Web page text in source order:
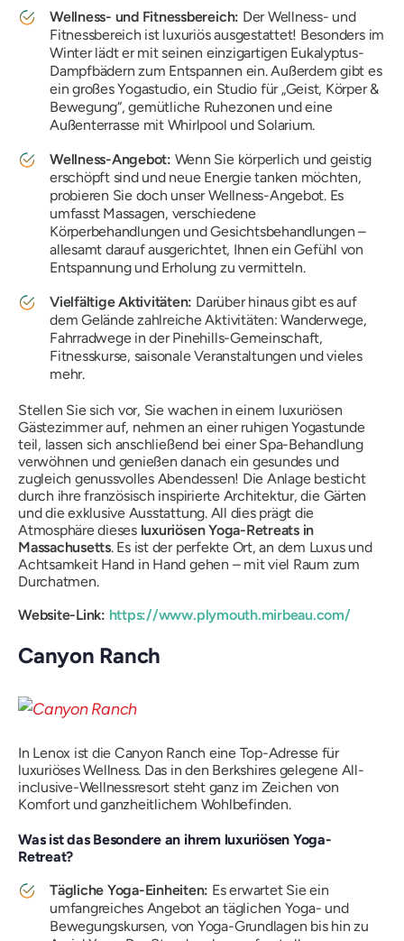
Wellness- und Fitnessbereich: Der Wellness- und
Fitnessbereich ist luxuriös ausgestattet! Besonders im
Winter lädt er mit seinen einzigartigen Eukalyptus-
Dampfbädern zum Entspannen ein. Außerdem gibt es
ein großes Yogastudio, ein Studio für „Geist, Körper &
Bewegung“, gemütliche Ruhezonen und eine
Außenterrasse mit Whirlpool und Solarium.
Wellness-Angebot: Wenn Sie körperlich und geistig
erschöpft sind und neue Energie tanken möchten,
probieren Sie doch unser Wellness-Angebot. Es
umfasst Massagen, verschiedene
Körperbehandlungen und Gesichtsbehandlungen –
allesamt darauf ausgerichtet, Ihnen ein Gefühl von
Entspannung und Erholung zu vermitteln.
Vielfältige Aktivitäten: Darüber hinaus gibt es auf
dem Gelände zahlreiche Aktivitäten: Wanderwege,
Fahrradwege in der Pinehills-Gemeinschaft,
Fitnesskurse, saisonale Veranstaltungen und vieles
mehr.
Stellen Sie sich vor, Sie wachen in einem luxuriösen
Gästezimmer auf, nehmen an einer ruhigen Yogastunde
teil, lassen sich anschließend bei einer Spa-Behandlung
verwöhnen und genießen danach ein gesundes und
zugleich genussvolles Abendessen! Die Anlage besticht
durch ihre französisch inspirierte Architektur, die Gärten
und die exklusive Ausstattung. All dies prägt die
Atmosphäre dieses luxuriösen Yoga-Retreats in
Massachusetts. Es ist der perfekte Ort, an dem Luxus und
Achtsamkeit Hand in Hand gehen – mit viel Raum zum
Durchatmen.
Website-Link: https://www.plymouth.mirbeau.com/
Canyon Ranch
In Lenox ist die Canyon Ranch eine Top-Adresse für
luxuriöses Wellness. Das in den Berkshires gelegene All-
inclusive-Wellnessresort steht ganz im Zeichen von
Komfort und ganzheitlichem Wohlbefinden.
Was ist das Besondere an ihrem luxuriösen Yoga-
Retreat?
Tägliche Yoga-Einheiten: Es erwartet Sie ein
umfangreiches Angebot an täglichen Yoga- und
Bewegungskursen, von Yoga-Grundlagen bis hin zu